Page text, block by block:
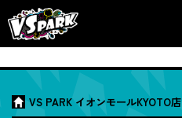
VS PARK イオンモールKYOTO店